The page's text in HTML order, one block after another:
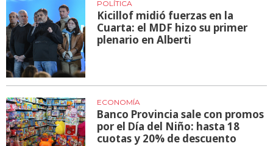
POLÍTICA
Kicillof midió fuerzas en la
Cuarta: el MDF hizo su primer
plenario en Alberti
ECONOMÍA
Banco Provincia sale con promos
por el Día del Niño: hasta 18
cuotas y 20% de descuento